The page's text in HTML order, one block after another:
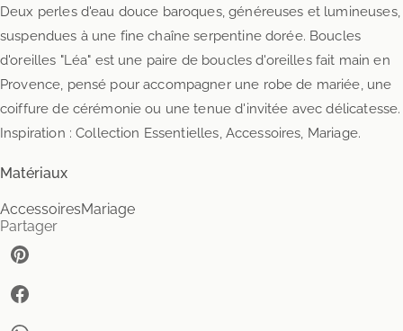
Deux perles d'eau douce baroques, généreuses et lumineuses,
suspendues à une fine chaîne serpentine dorée. Boucles
d'oreilles "Léa" est une paire de boucles d'oreilles fait main en
Provence, pensé pour accompagner une robe de mariée, une
coiffure de cérémonie ou une tenue d'invitée avec délicatesse.
Inspiration : Collection Essentielles, Accessoires, Mariage.
Matériaux
AccessoiresMariage
Partager